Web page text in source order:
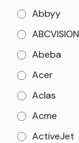
Abbyy
ABCVISION
Abeba
Acer
Aclas
Acme
ActiveJet